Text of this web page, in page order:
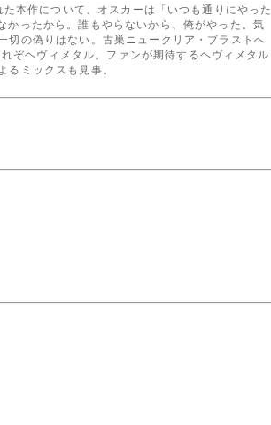
本作について、オスカーは「いつも通りにやった
ったから。誰もやらないから、俺がやった。気
切の偽りはない。古巣ニュークリア・ブラストへ
ぞヘヴィメタル。ファンが期待するヘヴィメタル
るミックスも見事。